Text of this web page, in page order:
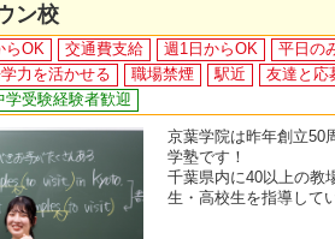
ン校
らOK 交通費支給 週1日からOK 平日の
力を活かせる 職場禁煙 駅近 友達と応
学受験経験者歓迎
京葉学院は昨年創立50
学塾です！
千葉県内に40以上の教
生・高校生を指導して